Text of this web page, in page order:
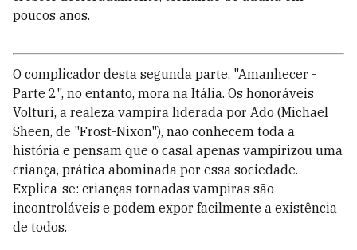
poucos anos.
O complicador desta segunda parte, "Amanhecer -
Parte 2", no entanto, mora na Itália. Os honoráveis
Volturi, a realeza vampira liderada por Ado (Michael
Sheen, de "Frost-Nixon"), não conhecem toda a
história e pensam que o casal apenas vampirizou uma
criança, prática abominada por essa sociedade.
Explica-se: crianças tornadas vampiras são
incontroláveis e podem expor facilmente a existência
de todos.